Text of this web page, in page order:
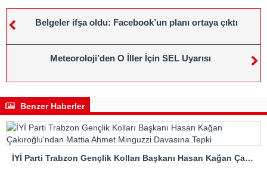
Belgeler ifşa oldu: Facebook’un planı ortaya çıktı
Meteoroloji’den O İller İçin SEL Uyarısı
Benzer Haberler
İYİ Parti Trabzon Gençlik Kolları Başkanı Hasan Kağan Çakıroğlu’ndan Mattia Ahmet Minguzzi Davasına Tepki